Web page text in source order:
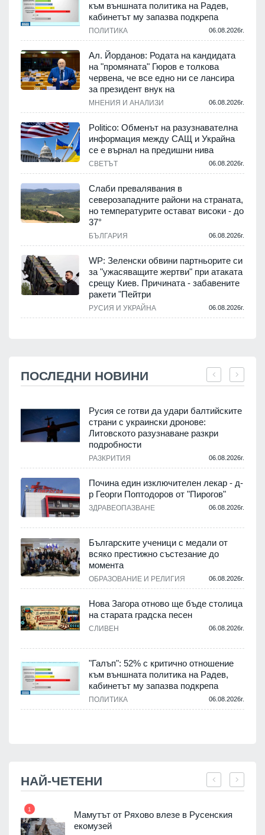
към външната политика на Радев,
кабинетът му запазва подкрепа
ПОЛИТИКА 06.08.2026г.
Ал. Йорданов: Родата на кандидата
на "промяната" Гюров е толкова
червена, че все едно ни се лансира
за президент внук на
МНЕНИЯ И АНАЛИЗИ 06.08.2026г.
Politico: Обменът на разузнавателна
информация между САЩ и Украйна
се е върнал на предишни нива
СВЕТЪТ 06.08.2026г.
Слаби превалявания в
северозападните райони на страната,
но температурите остават високи - до
37°
БЪЛГАРИЯ 06.08.2026г.
WP: Зеленски обвини партньорите си
за "ужасяващите жертви" при атаката
срещу Киев. Причината - забавените
ракети "Пейтри
РУСИЯ И УКРАЙНА 06.08.2026г.
ПОСЛЕДНИ НОВИНИ
Русия се готви да удари балтийските
страни с украински дронове:
Литовското разузнаване разкри
подробности
РАЗКРИТИЯ 06.08.2026г.
Почина един изключителен лекар - д-
р Георги Поптодоров от "Пирогов"
ЗДРАВЕОПАЗВАНЕ 06.08.2026г.
Българските ученици с медали от
всяко престижно състезание до
момента
ОБРАЗОВАНИЕ И РЕЛИГИЯ 06.08.2026г.
Нова Загора отново ще бъде столица
на старата градска песен
СЛИВЕН 06.08.2026г.
"Галъп": 52% с критично отношение
към външната политика на Радев,
кабинетът му запазва подкрепа
ПОЛИТИКА 06.08.2026г.
НАЙ-ЧЕТЕНИ
1
Мамутът от Ряхово влезе в Русенския
екомузей